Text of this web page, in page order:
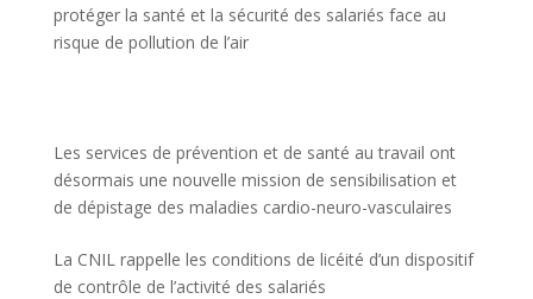
protéger la santé et la sécurité des salariés face au
risque de pollution de l’air
Les services de prévention et de santé au travail ont
désormais une nouvelle mission de sensibilisation et
de dépistage des maladies cardio-neuro-vasculaires
La CNIL rappelle les conditions de licéité d’un dispositif
de contrôle de l’activité des salariés